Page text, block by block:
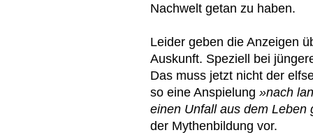
Nachwelt getan zu haben.
Leider geben die Anzeigen
Auskunft. Speziell bei
Das muss jetzt nicht der
so eine Anspielung »nach
einen Unfall aus dem Leben
der Mythenbildung vor.